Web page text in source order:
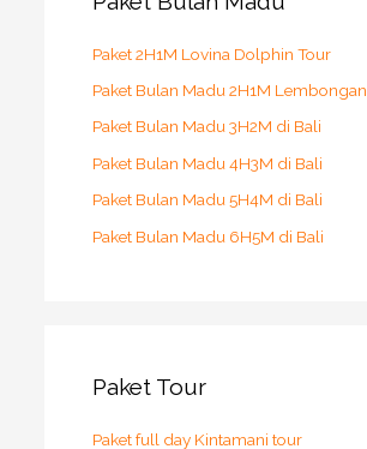
o
r
Paket 2H1M Lovina Dolphin Tour
Paket Bulan Madu 2H1M Lembongan
Paket Bulan Madu 3H2M di Bali
Paket Bulan Madu 4H3M di Bali
Paket Bulan Madu 5H4M di Bali
Paket Bulan Madu 6H5M di Bali
Paket Tour
Paket full day Kintamani tour